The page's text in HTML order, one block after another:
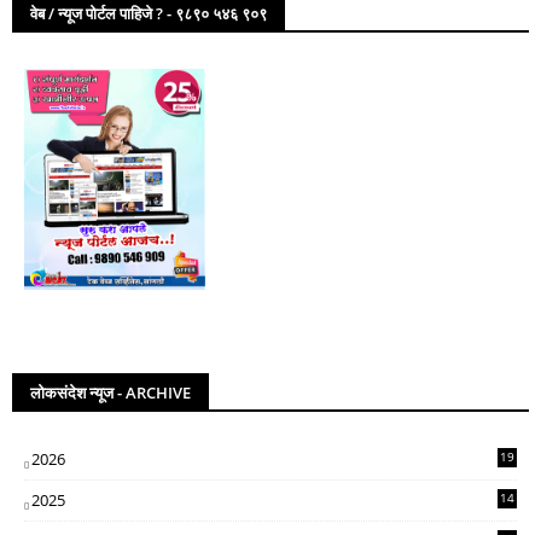
वेब / न्यूज पोर्टल पाहिजे ? - ९८९० ५४६ ९०९
लोकसंदेश न्यूज - ARCHIVE
2026 19
2025
14